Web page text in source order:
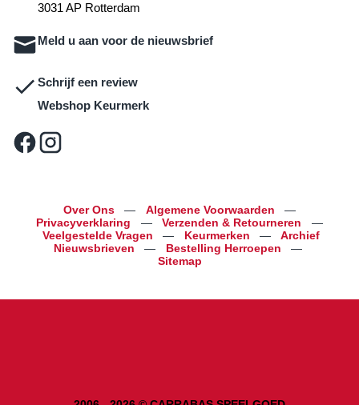
3031 AP Rotterdam
Meld u aan voor de nieuwsbrief
Schrijf een review
Webshop Keurmerk
Over Ons — Algemene Voorwaarden
—
Privacyverklaring
— Verzenden & Retourneren
—
Veelgestelde Vragen
— Keurmerken —
Archief
Nieuwsbrieven
— Bestelling Herroepen
—
Sitemap